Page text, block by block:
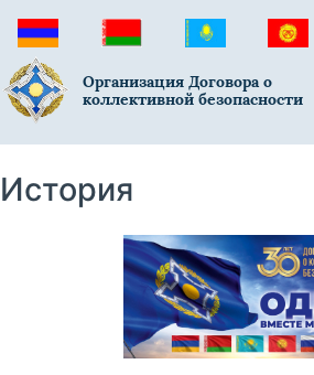
Организация Договора о
коллективной безопасности
История